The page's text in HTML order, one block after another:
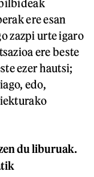
ere esan
zazpi urte igaro
ere beste
ezer hautsi;
edo,
du liburuak.